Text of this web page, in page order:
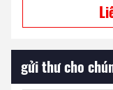
gửi thư cho